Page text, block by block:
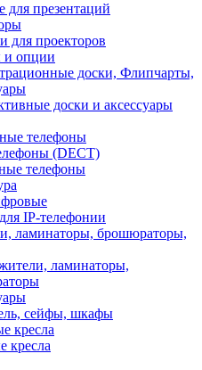
для презентаций
для проекторов
и опции
доски, Флипчарты,
доски и аксессуары
телефоны
(DECT)
телефоны
IP-телефонии
ламинаторы, брошюраторы,
ламинаторы,
сейфы, шкафы
кресла
кресла